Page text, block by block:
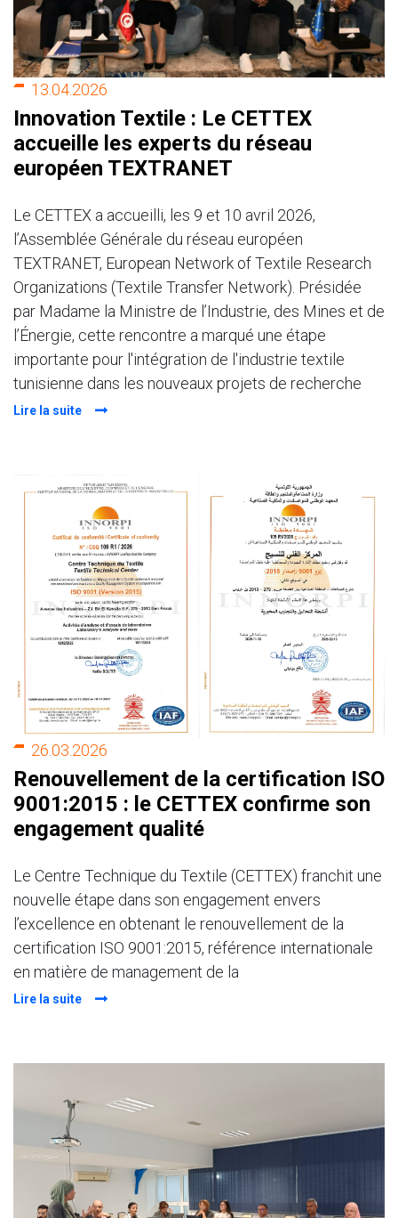
13.04.2026
Innovation Textile : Le CETTEX
accueille les experts du réseau
européen TEXTRANET
Le CETTEX a accueilli, les 9 et 10 avril 2026,
l’Assemblée Générale du réseau européen
TEXTRANET, European Network of Textile Research
Organizations (Textile Transfer Network). Présidée
par Madame la Ministre de l’Industrie, des Mines et de
l’Énergie, cette rencontre a marqué une étape
importante pour l'intégration de l'industrie textile
tunisienne dans les nouveaux projets de recherche
Lire la suite
26.03.2026
Renouvellement de la certification ISO
9001:2015 : le CETTEX confirme son
engagement qualité
Le Centre Technique du Textile (CETTEX) franchit une
nouvelle étape dans son engagement envers
l’excellence en obtenant le renouvellement de la
certification ISO 9001:2015, référence internationale
en matière de management de la
Lire la suite